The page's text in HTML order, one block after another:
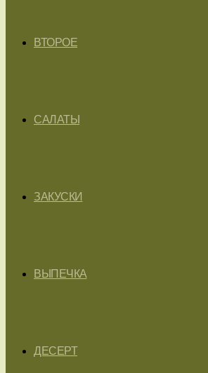
ВТОРОЕ
САЛАТЫ
ЗАКУСКИ
ВЫПЕЧКА
ДЕСЕРТ